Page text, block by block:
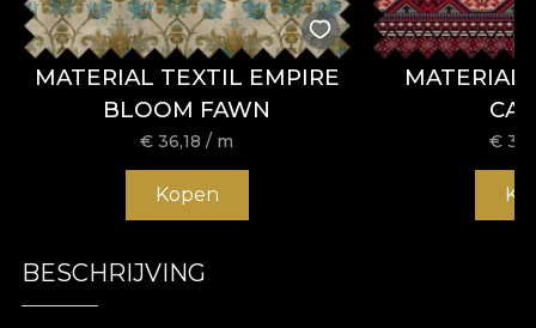
MATERIAL TEXTIL EMPIRE
BLOOM FAWN
€36,18 / m
Kopen
MATERIAL
€
BESCHRIJVING